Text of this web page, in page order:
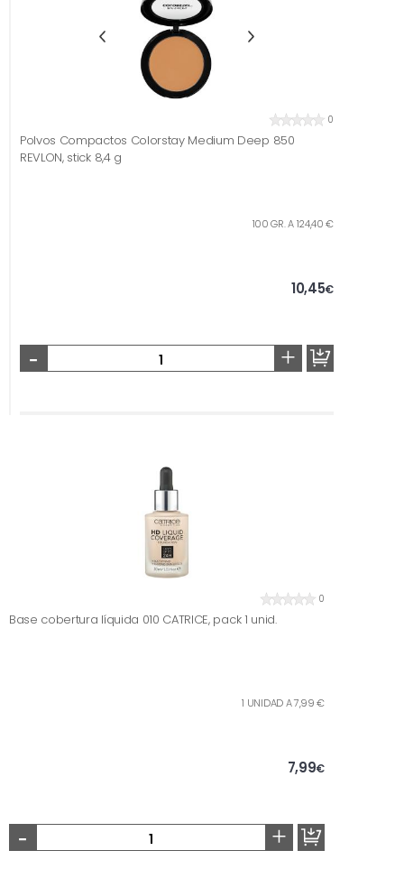
0
Polvos Compactos Colorstay Medium Deep 850
REVLON, stick 8,4 g
100 GR. A 124,40 €
10,45€
- +
0
Base cobertura líquida 010 CATRICE, pack 1 unid.
1 UNIDAD A 7,99 €
7,99€
- +